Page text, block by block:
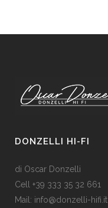
DONZELLI HI-FI
di Oscar Donzelli
Cell +39 333 35 32 661
Mail: info@donzelli-hifi.it